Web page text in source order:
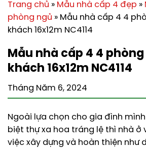
Trang chủ » Mẫu nhà cấp 4 đẹp »
phòng ngủ » Mẫu nhà cấp 4 4
khách 16x12m NC4114
Mẫu nhà cấp 4 4 phòng
khách 16x12m NC4114
Tháng Năm 6, 2024
Ngoài lựa chọn cho gia đình
biệt thự xa hoa tráng lệ thì nhà ở
việc xây dựng và hoàn thiện như